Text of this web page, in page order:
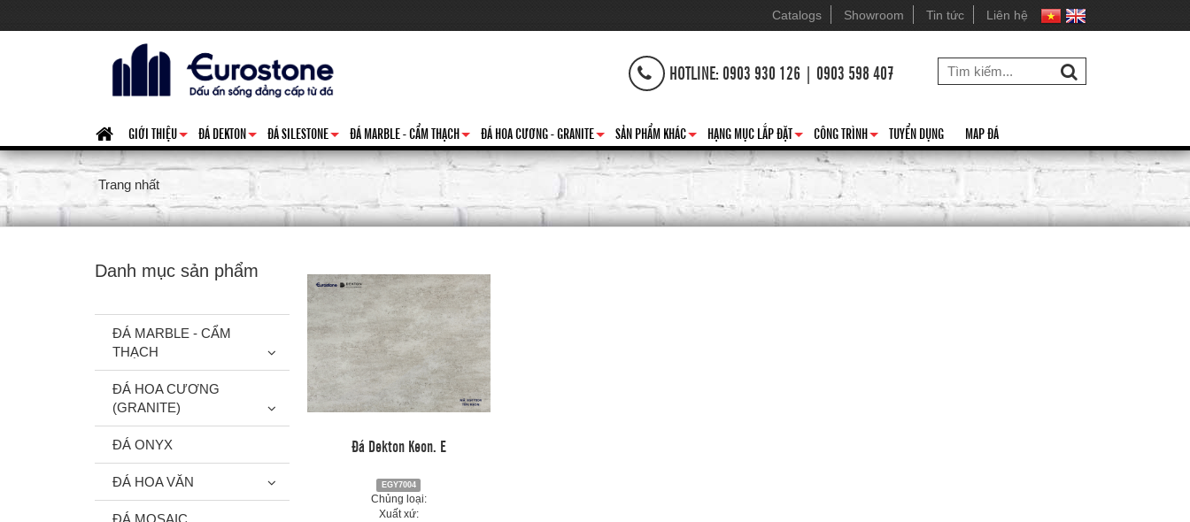
Catalogs Showroom Tin tức Liên hệ
HOTLINE: 0903 930 126 | 0903 598 407
+
GIỚI THIỆU
+
ĐÁ DEKTON
+
ĐÁ SILESTONE
+
ĐÁ MARBLE - CẨM THẠCH
+
ĐÁ HOA CƯƠNG - GRANITE
+
SẢN PHẨM KHÁC
+
HẠNG MỤC LẮP ĐẶT
+
CÔNG TRÌNH TUYỂN DỤNG MAP ĐÁ
Trang nhất
Đá Dekton Keon. E
EGY7004
Chủng loại:
Xuất xứ:
Danh mục sản phẩm
ĐÁ MARBLE - CẨM
THẠCH
ĐÁ HOA CƯƠNG
(GRANITE)
ĐÁ ONYX
ĐÁ HOA VĂN
ĐÁ MOSAIC